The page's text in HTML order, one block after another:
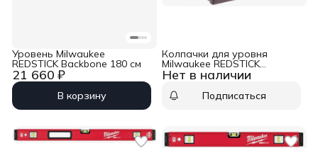
21 660 ₽
Уровень Milwaukee
REDSTICK Backbone 180 см
В корзину
Нет в наличии
Колпачки для уровня
Milwaukee REDSTICK
BACKBONE
Подписаться